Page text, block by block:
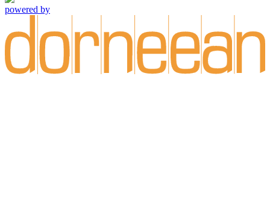
powered by